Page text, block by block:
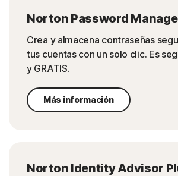
Norton Password
Crea y almacena contraseñas
tus cuentas con un solo clic. Es
y GRATIS.
Más información
Norton Identity Advisor